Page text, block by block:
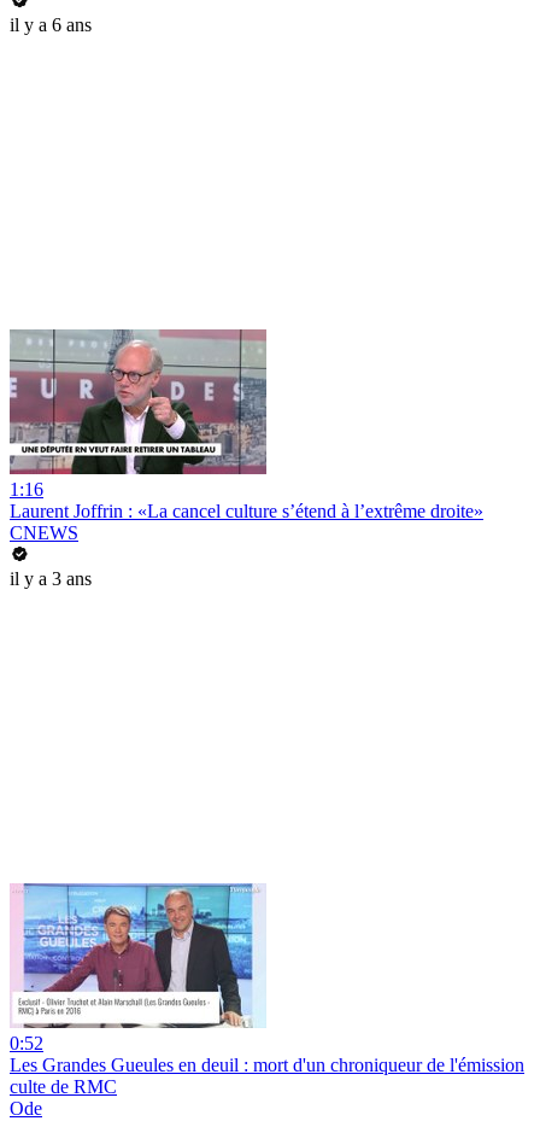
il y a 6 ans
1:16
Laurent Joffrin : «La cancel culture s’étend à l’extrême droite»
CNEWS
il y a 3 ans
0:52
Les Grandes Gueules en deuil : mort d'un chroniqueur de l'émission
culte de RMC
Ode